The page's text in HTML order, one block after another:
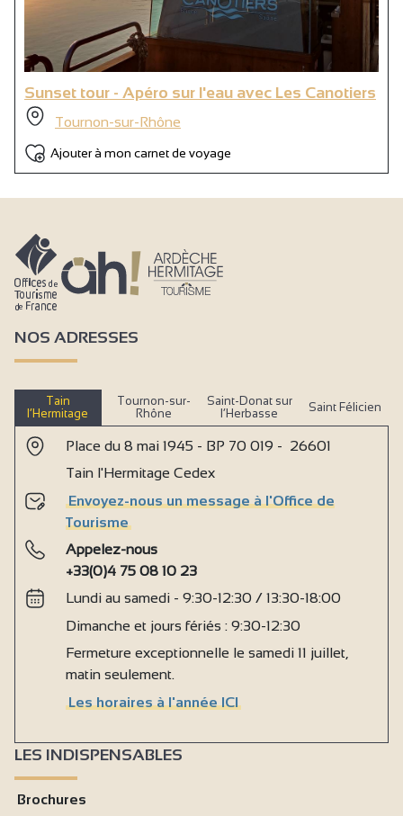
Sunset tour - Apéro sur l'eau avec Les Canotiers
Tournon-sur-Rhône
Ajouter à mon carnet de voyage
NOS ADRESSES
Tain
l’Hermitage
Tournon-sur-
Rhône
Saint-Donat sur
l’Herbasse
Saint Félicien
Place du 8 mai 1945 - BP 70 019 - 26601
Tain l'Hermitage Cedex
Envoyez-nous un message à l'Office de
Tourisme
Appelez-nous
+33(0)4 75 08 10 23
Lundi au samedi - 9:30-12:30 / 13:30-18:00
Dimanche et jours fériés : 9:30-12:30
Fermeture exceptionnelle le samedi 11 juillet,
matin seulement.
Les horaires à l'année ICI
LES INDISPENSABLES
Brochures